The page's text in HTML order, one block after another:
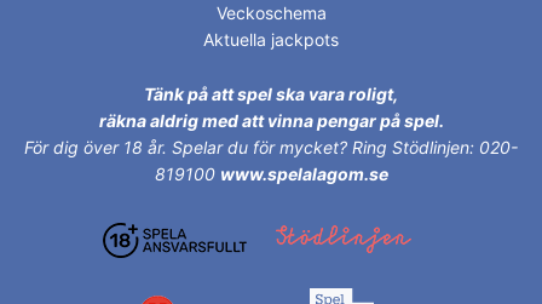
Veckoschema
Aktuella jackpots
Tänk på att spel ska vara roligt,
räkna aldrig med att vinna pengar på spel.
För dig över 18 år. Spelar du för mycket? Ring Stödlinjen: 020-
819100 www.spelalagom.se